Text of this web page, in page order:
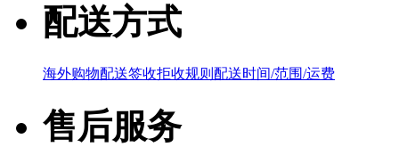
配送方式
海外购物配送签收拒收规则 配送时间/范围/运费
售后服务